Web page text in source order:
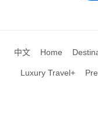
中文 Home
Luxury Travel+